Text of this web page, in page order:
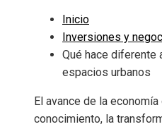
Inicio
Inversiones y
Qué hace diferente
espacios urbanos
El avance de la economía
conocimiento, la